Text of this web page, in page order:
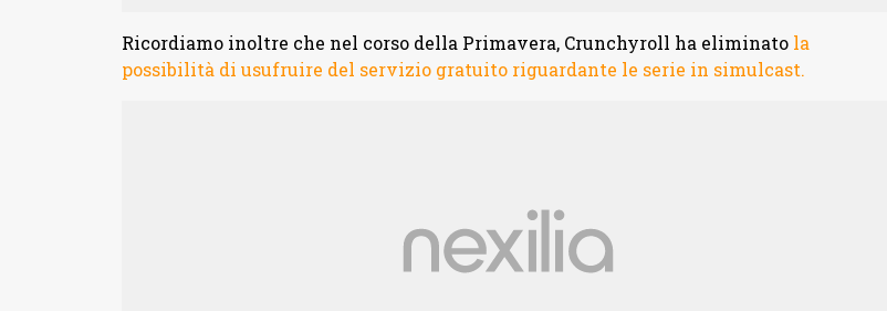
Ricordiamo inoltre che nel corso della Primavera, Crunchyroll ha eliminato la
possibilità di usufruire del servizio gratuito riguardante le serie in simulcast.